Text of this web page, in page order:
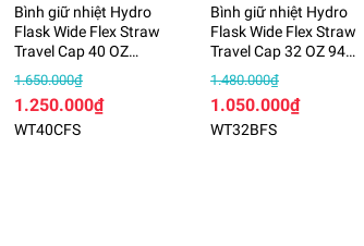
Bình giữ nhiệt Hydro
Flask Wide Flex Straw
Travel Cap 40 OZ
1183 ml – WT40CFS
1.650.000₫
1.250.000₫
WT40CFS
Bình giữ nhiệt Hydro
Flask Wide Flex Straw
Travel Cap 32 OZ 946
ml – WT32BFS
1.480.000₫
1.050.000₫
WT32BFS